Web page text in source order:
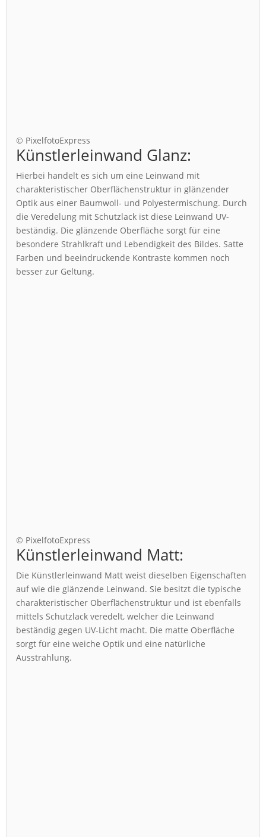
© PixelfotoExpress
Künstlerleinwand Glanz:
Hierbei handelt es sich um eine Leinwand mit
charakteristischer Oberflächenstruktur in glänzender
Optik aus einer Baumwoll- und Polyestermischung. Durch
die Veredelung mit Schutzlack ist diese Leinwand UV-
beständig. Die glänzende Oberfläche sorgt für eine
besondere Strahlkraft und Lebendigkeit des Bildes. Satte
Farben und beeindruckende Kontraste kommen noch
besser zur Geltung.
© PixelfotoExpress
Künstlerleinwand Matt:
Die Künstlerleinwand Matt weist dieselben Eigenschaften
auf wie die glänzende Leinwand. Sie besitzt die typische
charakteristischer Oberflächenstruktur und ist ebenfalls
mittels Schutzlack veredelt, welcher die Leinwand
beständig gegen UV-Licht macht. Die matte Oberfläche
sorgt für eine weiche Optik und eine natürliche
Ausstrahlung.